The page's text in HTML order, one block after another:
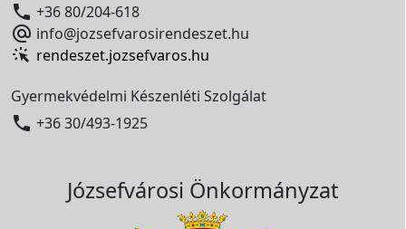
 +36 80/204-618
 info@jozsefvarosirendeszet.hu
rendeszet.jozsefvaros.hu
Gyermekvédelmi Készenléti Szolgálat
 +36 30/493-1925
Józsefvárosi Önkormányzat